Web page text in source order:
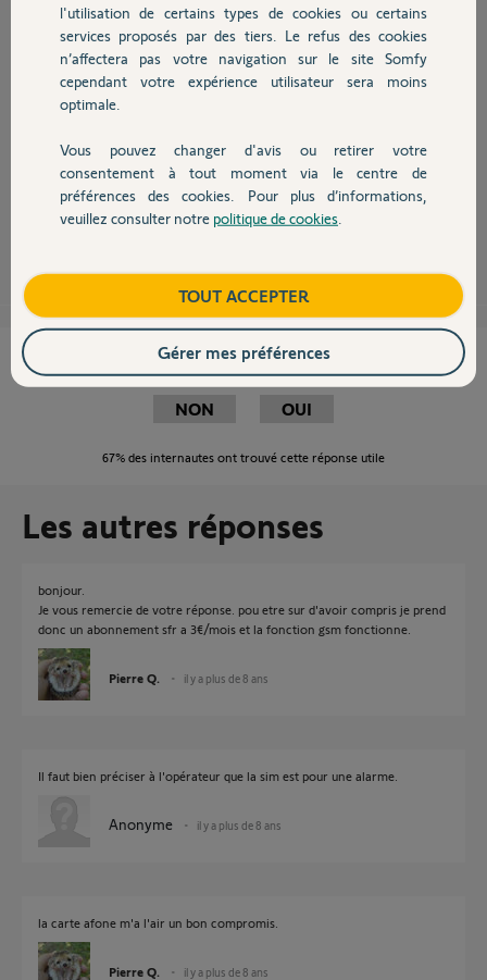
Autres produits
Devis avec un pro
Contact
le module GSM d'une alarme est totalement indépendant de toute votre
installation existante. C'est pourquoi,, pour fonctionner, il a besoin de sa
propre carte sim et donc d'un abonnement.
https://boutique.somfy.fr/carte-sim-afone-pour-protexiom-...
Bonne journée !
Cette réponse vous a-t-elle aidé ?
NON OUI
67% des internautes ont trouvé cette réponse utile
Les autres réponses
bonjour.
Je vous remercie de votre réponse. pou etre sur d'avoir compris je prend
donc un abonnement sfr a 3€/mois et la fonction gsm fonctionne.
Pierre Q. il y a plus de 8 ans
Il faut bien préciser à l'opérateur que la sim est pour une alarme.
Anonyme il y a plus de 8 ans
la carte afone m'a l'air un bon compromis.
Pierre Q. il y a plus de 8 ans
l'utilisation de certains types de cookies ou certains
services proposés par des tiers. Le refus des cookies
n’affectera pas votre navigation sur le site Somfy
cependant votre expérience utilisateur sera moins
optimale.
Vous pouvez changer d'avis ou retirer votre
consentement à tout moment via le centre de
préférences des cookies. Pour plus d’informations,
veuillez consulter notre politique de cookies
TOUT ACCEPTER
Gérer mes préférences